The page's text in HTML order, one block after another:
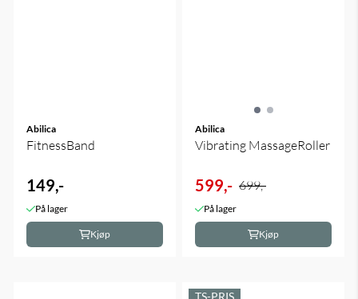
Abilica
FitnessBand
149,-
På lager
Kjøp
Abilica
Vibrating MassageRoller
599,- 699,-
På lager
Kjøp